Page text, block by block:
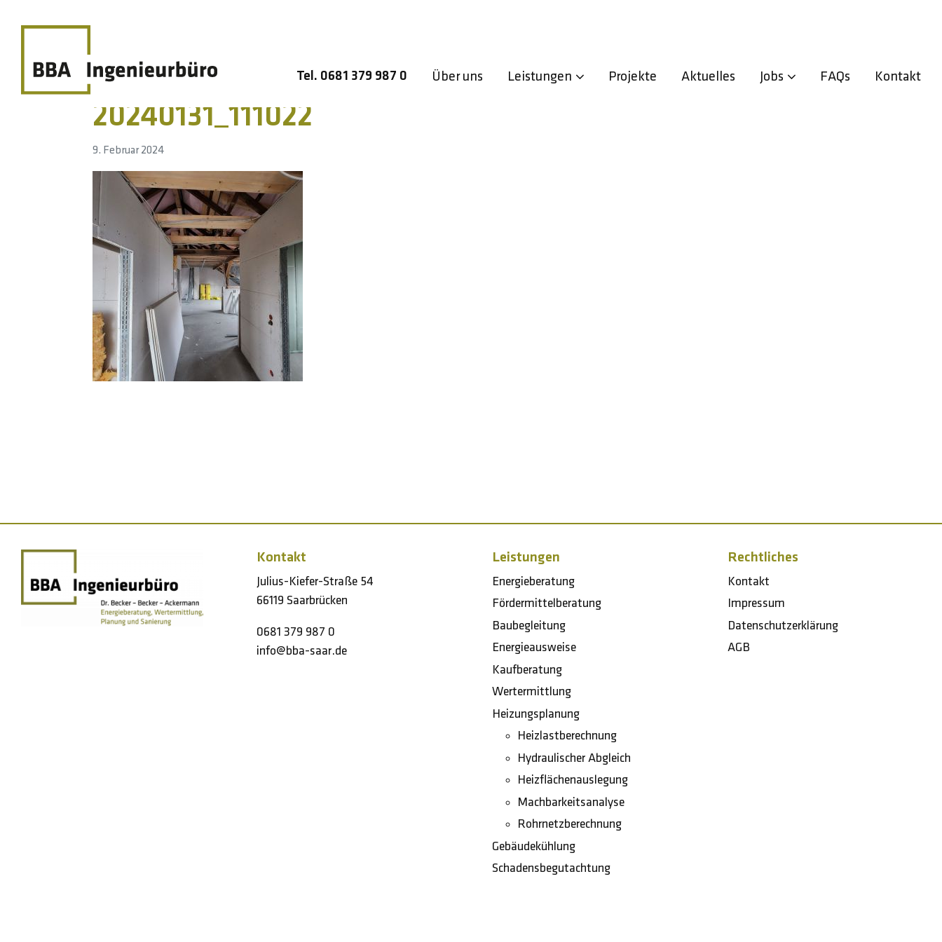
Tel. 0681 379 987 0 Über uns Leistungen Projekte Aktuelles Jobs FAQs Kontakt
20240131_111022
9. Februar 2024
Kontakt
Julius-Kiefer-Straße 54
66119 Saarbrücken
0681 379 987 0
info@bba-saar.de
Leistungen
Energieberatung
Fördermittelberatung
Baubegleitung
Energieausweise
Kaufberatung
Wertermittlung
Heizungsplanung
Heizlastberechnung
Hydraulischer Abgleich
Heizflächenauslegung
Machbarkeitsanalyse
Rohrnetzberechnung
Gebäudekühlung
Schadensbegutachtung
Rechtliches
Kontakt
Impressum
Datenschutzerklärung
AGB